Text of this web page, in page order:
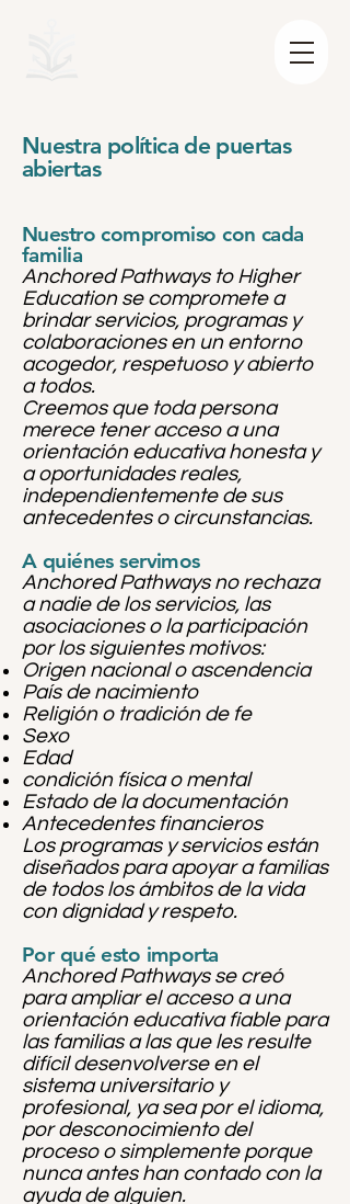
Nuestra política de puertas
abiertas
Nuestro compromiso con cada
familia
Anchored Pathways to Higher
Education se compromete a
brindar servicios, programas y
colaboraciones en un entorno
acogedor, respetuoso y abierto
a todos.
Creemos que toda persona
merece tener acceso a una
orientación educativa honesta y
a oportunidades reales,
independientemente de sus
antecedentes o circunstancias.
A quiénes servimos
Anchored Pathways no rechaza
a nadie de los servicios, las
asociaciones o la participación
por los siguientes motivos:
Origen nacional o ascendencia
País de nacimiento
Religión o tradición de fe
Sexo
Edad
condición física o mental
Estado de la documentación
Antecedentes financieros
Los programas y servicios están
diseñados para apoyar a familias
de todos los ámbitos de la vida
con dignidad y respeto.
Por qué esto importa
Anchored Pathways se creó
para ampliar el acceso a una
orientación educativa fiable para
las familias a las que les resulte
difícil desenvolverse en el
sistema universitario y
profesional, ya sea por el idioma,
por desconocimiento del
proceso o simplemente porque
nunca antes han contado con la
ayuda de alguien.